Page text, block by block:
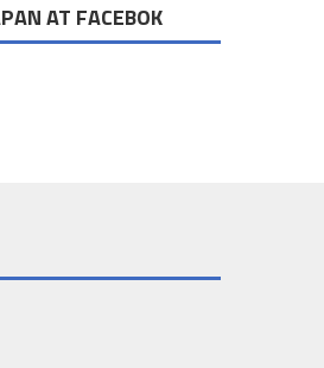
AT FACEBOK